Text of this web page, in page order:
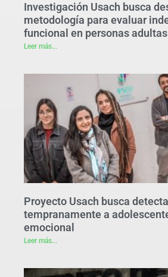
Investigación Usach busca
metodología para evaluar
funcional en personas
Leer más...
Proyecto Usach busca
tempranamente a
emocional
Leer más...